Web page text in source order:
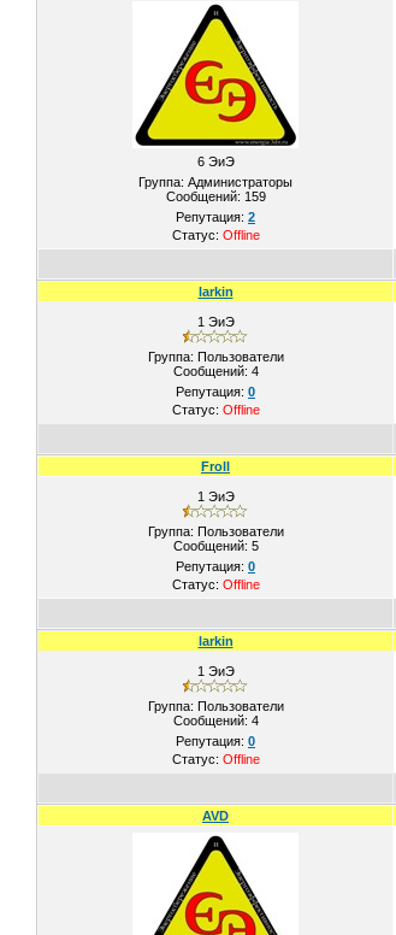
6 ЭиЭ
Группа: Администраторы
Сообщений: 159
Репутация: 2
Статус: Offline
larkin
1 ЭиЭ
Группа: Пользователи
Сообщений: 4
Репутация: 0
Статус: Offline
Froll
1 ЭиЭ
Группа: Пользователи
Сообщений: 5
Репутация: 0
Статус: Offline
larkin
1 ЭиЭ
Группа: Пользователи
Сообщений: 4
Репутация: 0
Статус: Offline
AVD